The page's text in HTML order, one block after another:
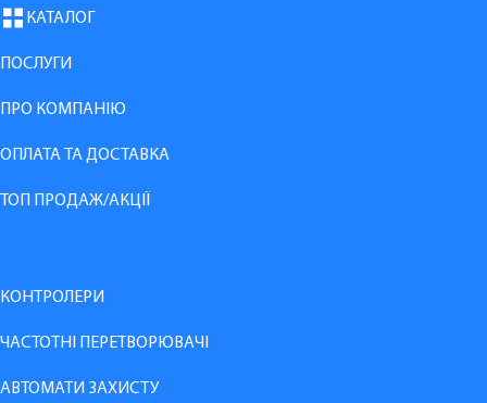
КАТАЛОГ
ПОСЛУГИ
ПРО КОМПАНІЮ
ОПЛАТА ТА ДОСТАВКА
ТОП ПРОДАЖ/АКЦІЇ
КОНТРОЛЕРИ
ЧАСТОТНІ ПЕРЕТВОРЮВАЧІ
АВТОМАТИ ЗАХИСТУ